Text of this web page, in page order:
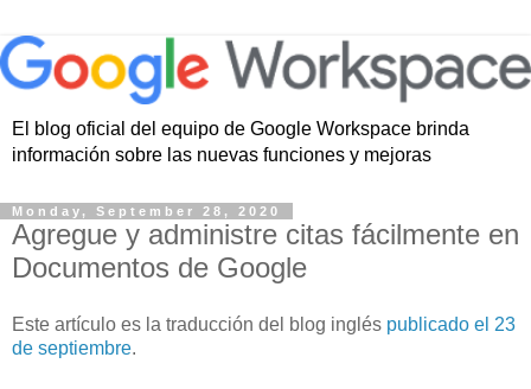
El blog oficial del equipo de Google Workspace brinda
información sobre las nuevas funciones y mejoras
Monday, September 28, 2020
Agregue y administre citas fácilmente en
Documentos de Google
Este artículo es la traducción del blog inglés publicado el 23
de septiembre.